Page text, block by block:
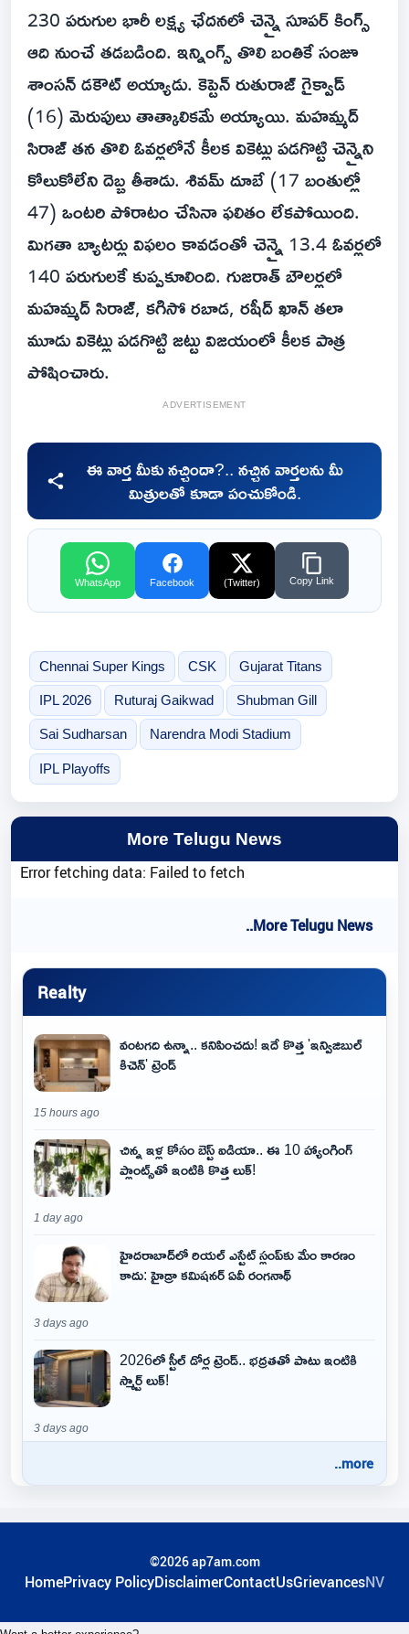
230 పరుగుల భారీ లక్ష్య ఛేదనలో చెన్నై సూపర్ కింగ్స్
ఆది నుంచే తడబడింది. ఇన్నింగ్స్ తొలి బంతికే సంజూ
శాంసన్ డకౌట్ అయ్యాడు. కెప్టెన్ రుతురాజ్ గైక్వాడ్
(16) మెరుపులు తాత్కాలికమే అయ్యాయి. మహమ్మద్
సిరాజ్ తన తొలి ఓవర్లలోనే కీలక వికెట్లు పడగొట్టి చెన్నైని
కోలుకోలేని దెబ్బ తీశాడు. శివమ్ దూబే (17 బంతుల్లో
47) ఒంటరి పోరాటం చేసినా ఫలితం లేకపోయింది.
మిగతా బ్యాటర్లు విఫలం కావడంతో చెన్నై 13.4 ఓవర్లలో
140 పరుగులకే కుప్పకూలింది. గుజరాత్ బౌలర్లలో
మహమ్మద్ సిరాజ్, కగిసో రబాడ, రషీద్ ఖాన్ తలా
మూడు వికెట్లు పడగొట్టి జట్టు విజయంలో కీలక పాత్ర
పోషించారు.
ADVERTISEMENT
ఈ వార్త మీకు నచ్చిందా?.. నచ్చిన వార్తలను మీ
మిత్రులతో కూడా పంచుకోండి.
WhatsApp Facebook (Twitter) Copy Link
Chennai Super Kings CSK Gujarat Titans
IPL 2026 Ruturaj Gaikwad Shubman Gill
Sai Sudharsan Narendra Modi Stadium
IPL Playoffs
More Telugu News
Error fetching data: Failed to fetch
..More Telugu News
Realty
వంటగది ఉన్నా.. కనిపించదు! ఇదే కొత్త 'ఇన్విజిబుల్
కిచెన్' ట్రెండ్
15 hours ago
చిన్న ఇళ్ల కోసం బెస్ట్ ఐడియా.. ఈ 10 హ్యాంగింగ్
ప్లాంట్స్‌తో ఇంటికి కొత్త లుక్!
1 day ago
హైదరాబాద్‌లో రియల్ ఎస్టేట్ స్లంప్‌కు మేం కారణం
కాదు: హైడ్రా కమిషనర్ ఏవీ రంగనాథ్
3 days ago
2026లో స్టీల్ డోర్ల ట్రెండ్.. భద్రతతో పాటు ఇంటికి
స్మార్ట్ లుక్!
3 days ago
..more
©2026 ap7am.com
HomePrivacy PolicyDisclaimerContactUsGrievancesNV